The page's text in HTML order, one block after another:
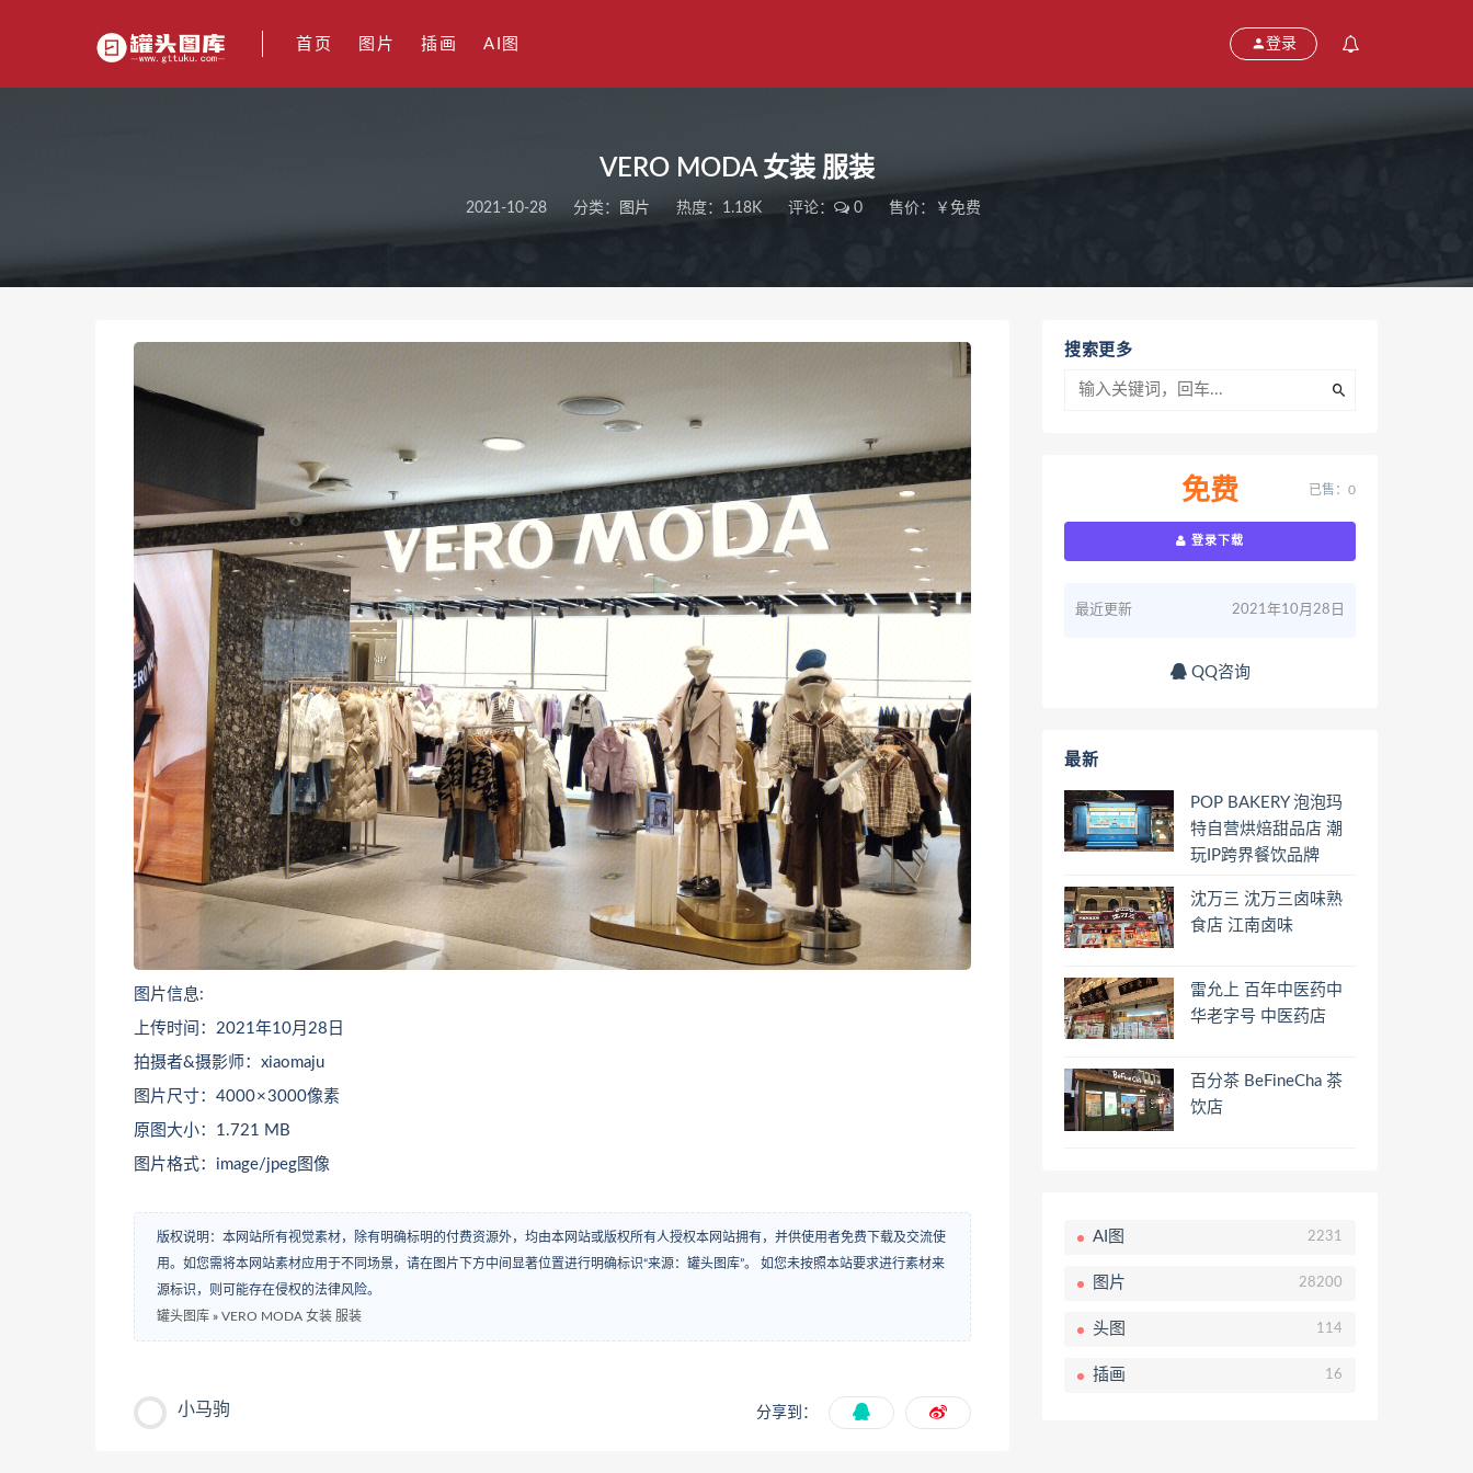
首页 图片 插画 AI图 登录
VERO MODA 女装 服装
2021-10-28 分类： 图片 热度：1.18K 评论： 0 售价：￥免费
图片信息:
上传时间：2021年10月28日
拍摄者&摄影师：xiaomaju
图片尺寸：4000 × 3000像素
原图大小：1.721 MB
图片格式：image/jpeg图像
版权说明：本网站所有视觉素材，除有明确标明的付费资源外，均由本网站或版权所有人授权本网站拥有，并供使用者免费下载及交流使
用。如您需将本网站素材应用于不同场景，请在图片下方中间显著位置进行明确标识“来源：罐头图库”。 如您未按照本站要求进行素材来
源标识，则可能存在侵权的法律风险。
罐头图库 » VERO MODA 女装 服装
小马驹 分享到：
搜索更多
免费 已售：0
登录下载
最近更新 2021年10月28日
QQ咨询
最新
POP BAKERY 泡泡玛
特自营烘焙甜品店 潮
玩IP跨界餐饮品牌
沈万三 沈万三卤味熟
食店 江南卤味
雷允上 百年中医药中
华老字号 中医药店
百分茶 BeFineCha 茶
饮店
AI图 2231
图片 28200
头图 114
插画 16